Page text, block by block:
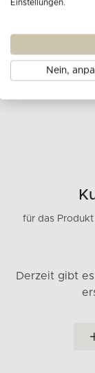
Frontenmaterial:
Handgriffe:
für das Produkt
Derzeit gibt
Einstellungen.
Nein,